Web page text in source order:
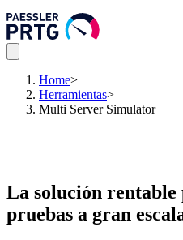
Home>
Herramientas>
Multi Server Simulator
La solución
pruebas a gran